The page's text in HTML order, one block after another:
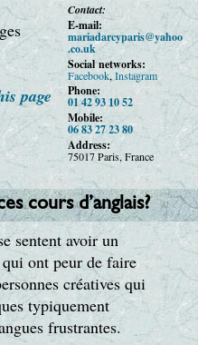
Contact:
E-mail:
mariadarcyparis@yahoo
.co.uk
Social networks:
Facebook, Instagram
Phone:
01 42 93 10 52
Mobile:
06 83 27 23 80
Address:
75017 Paris, France
page
cours d’anglais?
sentent avoir un
ont peur de faire
créatives qui
typiquement
frustrantes.